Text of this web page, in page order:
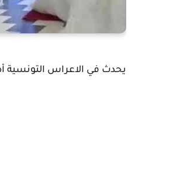
يحدث في الاعراس